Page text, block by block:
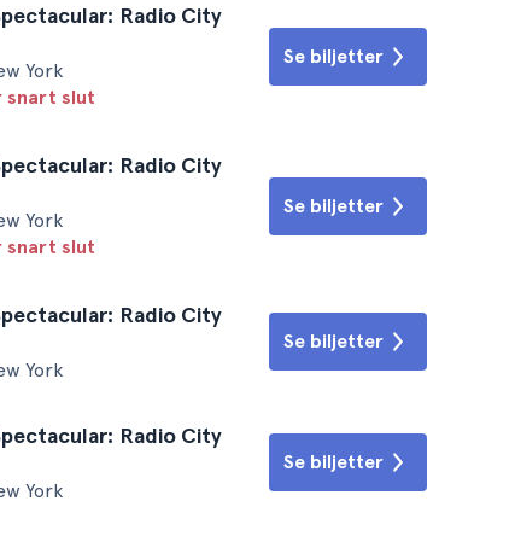
Radio City
York
snart slut
Se biljetter
Radio City
York
snart slut
Se biljetter
Radio City
York
Se biljetter
Radio City
York
Se biljetter